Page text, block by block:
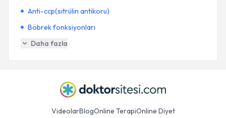
Anti-ccp(sitrülin antikoru)
Böbrek fonksiyonları
Daha fazla
VideolarBlogOnline TerapiOnline Diyet